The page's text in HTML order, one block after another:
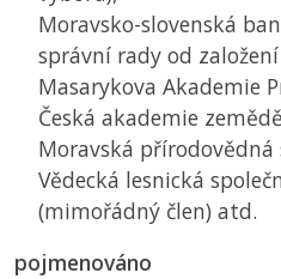
Moravsko-slovenská
správní rady od
Masarykova Akademie
Česká akademie
Moravská přírodovědná
Vědecká lesnická
(mimořádný člen) atd.
pojmenováno